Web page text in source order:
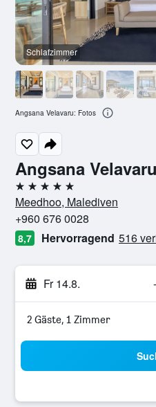
Angsana Velavaru
5 Sterne
Meedhoo, Malediven
+960 676 0028
8,7 Hervorragend 516
Fr 14.8. -
2 Gäste, 1 Zimmer
Schlafzimmer
Angsana Velavaru: Fotos